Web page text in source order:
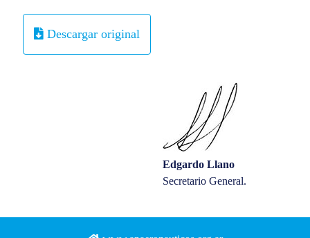
Descargar original
Edgardo Llano
Secretario General.